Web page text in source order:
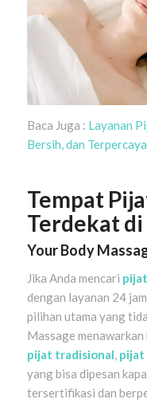
Baca Juga : Layanan
Bersih, dan Terpercaya
Tempat
Terdekat di
Your Body
Jika Anda mencari
dengan layanan 24
pilihan utama yang
Massage
pijat tradisional, pijat
yang bisa dipesan
tersertifikasi dan